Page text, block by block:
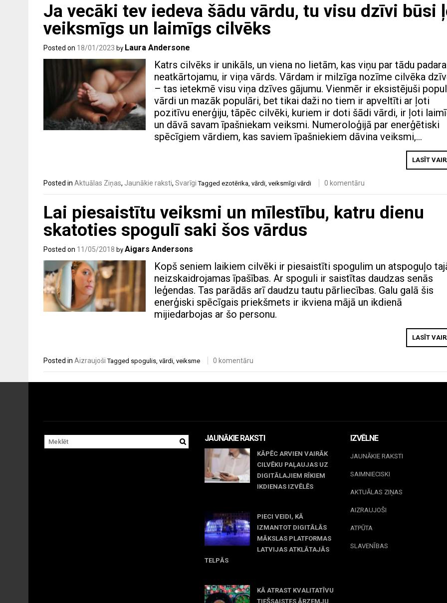
Ja vecāki tev iedeva šādu vārdu, tu visu dzīvi būsi
veiksmīgs un laimīgs cilvēks
Posted on 18/01/2023 by Laura Andersone
Katrs cilvēks ir unikāls, un viena no lietām, kas viņu par tādu
neatkārtojamu, ir viņa vārds. Vārdam ir milzīga nozīme cilvēka
– tas ietekmē visu viņa dzīves gājumu. Vienmēr ir eksistējuši
vārdi un mazāk populāri, bet tikai daži no tiem ir apveltīti ar ļoti
pozitīvu enerģiju, tāpēc cilvēki, kuriem ir doti šādi vārdi, ir ļoti
un dāvā savam īpašniekam veiksmi. Numeroloģijā par enerģētiski
spēcīgiem vārdiem, kas saviem īpašniekiem dāvina veiksmi,…
LASĪT
Posted in Aktuālas Ziņas, Jaunākie raksti, Svarīgi Tagged ezotērika vārdi veiksmīgi vārdi 0 komentāru
Lai piesaistītu veiksmi un mīlestību, katru dienu
skatoties spogulī saki šos vārdus
Posted on 11/05/2018 by Aigars Andersons
Kopš seniem laikiem cilvēki ir piesaistīti spogulim un atspoguļo
neizskaidrojamas īpašības. Ar spoguli ir saistītas daudzas senās
leģendas. Tas parādās arī daudzu tautu pārliecības. Galu galā šis
enerģiski spēcīgais priekšmets ir ikviena mājā un ikdienā
mijiedarbojas ar šo personu.
LASĪT
Posted in Aizraujoši Tagged spogulis, vārdi, veiksme 0 komentāru
JAUNĀKIE RAKSTI
KĀPĒC ARVIEN VAIRĀK
CILVĒKU PAĻAUJAS UZ
DIGITĀLAJIEM RĪKIEM
IKDIENAS IZVĒLĒS
PIECI VEIDI, KĀ
IZMANTOT DIGITĀLĀS
MĀKSLAS PLATFORMAS
LATVIJAS ATKLĀTAJĀS
TELPĀS
KĀ ATRAST KVALITATĪVU
TIEŠSAISTES ĀRZEMJU
IZVĒLNE
JAUNĀKIE RAKSTI
SAIMNIECISKI
AKTUĀLAS ZIŅAS
AIZRAUJOŠI
ATPŪTA
SLAVENĪBAS